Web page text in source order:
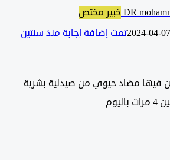
DRخبير مختص
تمت إضافة إجابة منذ سنتين
مضاد حيوي من صيدلية بشرية